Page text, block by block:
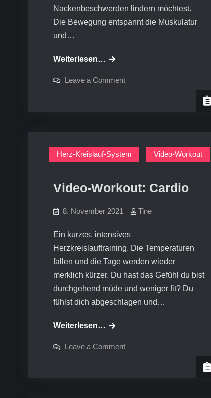
Nackenbeschwerden lindern möchtest.
Die Bewegung entspannt die Muskulatur
und…
Weiterlesen… Video-
Mobilisierung
Leave a Commenton
Herz-Kreislauf-System Video-Workout
Video-Workout: Cardio
8. November 2021 Tine
Ein kurzes, intensives
Herzkreislauftraining. Die Temperaturen
fallen und die Tage werden wieder
merklich kürzer. Du hast das Gefühl du bist
durchgehend müde und weniger fit? Du
fühlst dich abgeschlagen und…
Weiterlesen… Video-
Cardio
Leave a Commenton